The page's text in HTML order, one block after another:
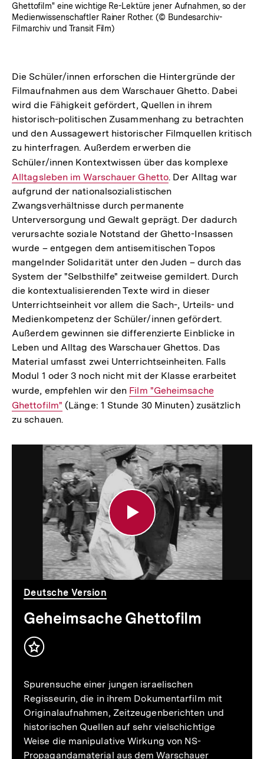
Ghettofilm" eine wichtige Re-Lektüre jener Aufnahmen, so der
Medienwissenschaftler Rainer Rother. (© Bundesarchiv-
Filmarchiv und Transit Film)
Die Schüler/innen erforschen die Hintergründe der
Filmaufnahmen aus dem Warschauer Ghetto. Dabei
wird die Fähigkeit gefördert, Quellen in ihrem
historisch-politischen Zusammenhang zu betrachten
und den Aussagewert historischer Filmquellen kritisch
zu hinterfragen. Außerdem erwerben die
Schüler/innen Kontextwissen über das komplexe
Link:
Alltagsleben im Warschauer Ghetto. Der Alltag war
aufgrund der nationalsozialistischen
Zwangsverhältnisse durch permanente
Unterversorgung und Gewalt geprägt. Der dadurch
verursachte soziale Notstand der Ghetto-Insassen
wurde – entgegen dem antisemitischen Topos
mangelnder Solidarität unter den Juden – durch das
System der "Selbsthilfe" zeitweise gemildert. Durch
die kontextualisierenden Texte wird in dieser
Unterrichtseinheit vor allem die Sach-, Urteils- und
Medienkompetenz der Schüler/innen gefördert.
Außerdem gewinnen sie differenzierte Einblicke in
Leben und Alltag des Warschauer Ghettos. Das
Material umfasst zwei Unterrichtseinheiten. Falls
Modul 1 oder 3 noch nicht mit der Klasse erarbeitet
wurde, empfehlen wir den Interner
Link:
Film "Geheimsache
Ghettofilm" (Länge: 1 Stunde 30 Minuten) zusätzlich
zu schauen.
Geheimsache
Ghettofilm
Deutsche Version
Geheimsache Ghettofilm
Inhalt
Spurensuche einer jungen israelischen
Regisseurin, die in ihrem Dokumentarfilm mit
Originalaufnahmen, Zeitzeugenberichten und
historischen Quellen auf sehr vielschichtige
Weise die manipulative Wirkung von NS-
Propagandamaterial aus dem Warschauer